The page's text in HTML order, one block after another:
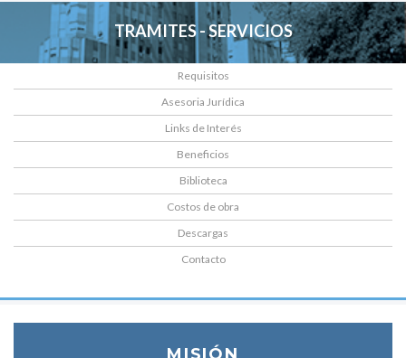
TRAMITES - SERVICIOS
Requisitos
Asesoria Jurídica
Links de Interés
Beneficios
Biblioteca
Costos de obra
Descargas
Contacto